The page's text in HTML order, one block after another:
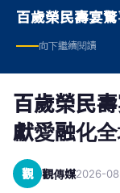
百歲榮民壽宴
向下繼續閱讀
百歲榮民
獻愛融化
觀 觀傳媒2026-